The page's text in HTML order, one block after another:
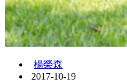
楊榮森
2017-10-19